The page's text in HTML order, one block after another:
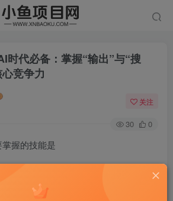
时代必备：掌握“输出”与“搜
竞争力
关注
30 0
握的技能是